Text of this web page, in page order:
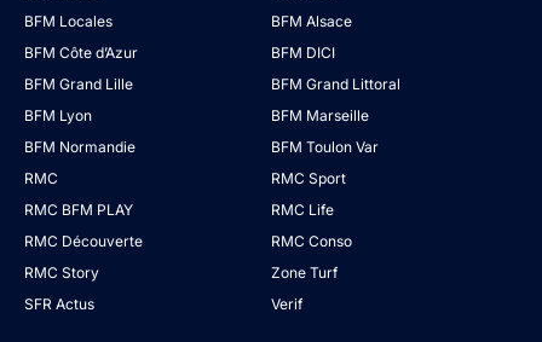
BFM Locales
BFM Alsace
BFM Côte d’Azur
BFM DICI
BFM Grand Lille
BFM Grand Littoral
BFM Lyon
BFM Marseille
BFM Normandie
BFM Toulon Var
RMC
RMC Sport
RMC BFM PLAY
RMC Life
RMC Découverte
RMC Conso
RMC Story
Zone Turf
SFR Actus
Verif